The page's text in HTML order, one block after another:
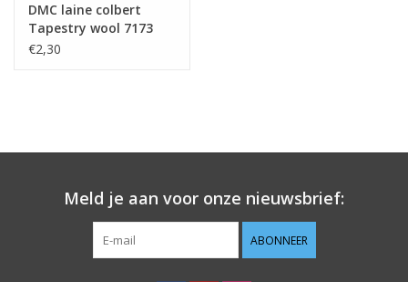
DMC laine colbert
Tapestry wool 7173
€2,30
Meld je aan voor onze nieuwsbrief:
ABONNEER